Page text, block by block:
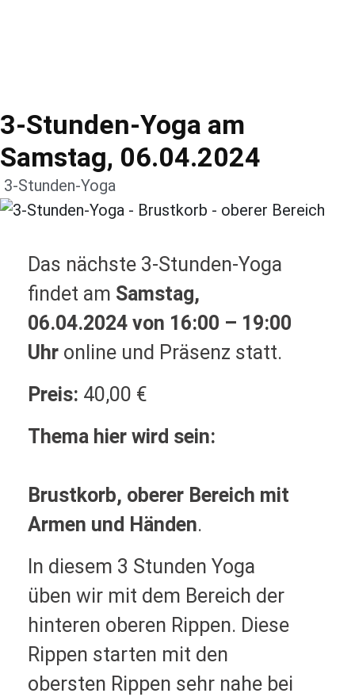
3-Stunden-Yoga am
Samstag, 06.04.2024
3-Stunden-Yoga
Das nächste 3-Stunden-Yoga
findet am Samstag,
06.04.2024 von 16:00 – 19:00
Uhr online und Präsenz statt.
Preis: 40,00 €
Thema hier wird sein:
Brustkorb, oberer Bereich mit
Armen und Händen.
In diesem 3 Stunden Yoga
üben wir mit dem Bereich der
hinteren oberen Rippen. Diese
Rippen starten mit den
obersten Rippen sehr nahe bei